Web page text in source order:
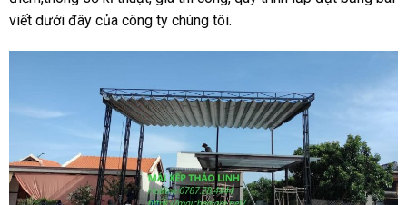
viết dưới đây của công ty chúng tôi.